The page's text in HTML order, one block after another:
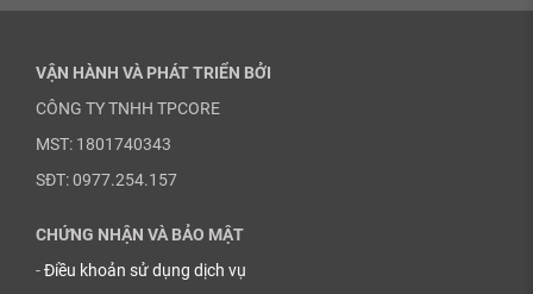
VẬN HÀNH VÀ PHÁT TRIỂN BỞI
CÔNG TY TNHH TPCORE
MST: 1801740343
SĐT: 0977.254.157
CHỨNG NHẬN VÀ BẢO MẬT
-Điều khoản sử dụng dịch vụ